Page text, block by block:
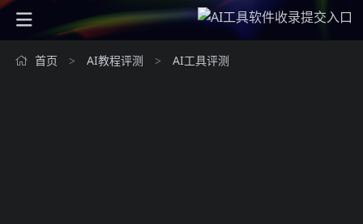
首页 > AI教程评测 > AI工具评测